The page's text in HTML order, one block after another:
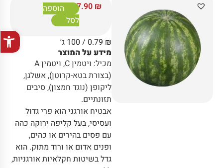
פתח
7.90 ₪
הוספה
לסל
0.79 ₪
/ 100 ג׳
מידע על המוצר
מכיל: ויטמין C, ויטמין A
(בצורת בטא-קרוטן), אשלגן,
ליקופן (נוגד חמצון), סיבים
תזונתיים.
אבטיח אורגני הוא פרי גדול
ועסיסי, בעל קליפה ירוקה כהה
עם פסים בהירים או כהים,
ופנים אדום או ורוד מתוק. הוא
גדל בשיטות חקלאיות אורגניות,